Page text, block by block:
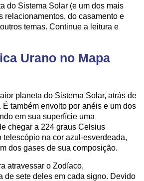
do Sistema Solar (e um dos mais
relacionamentos, do casamento e
temas. Continue a leitura e
Urano no Mapa
planeta do Sistema Solar, atrás de
É também envolto por anéis e um dos
em sua superfície uma
chegar a 224 graus Celsius
telescópio na cor azul-esverdeada,
dos gases de sua composição.
atravessar o Zodíaco,
de sete deles em cada signo. Devido